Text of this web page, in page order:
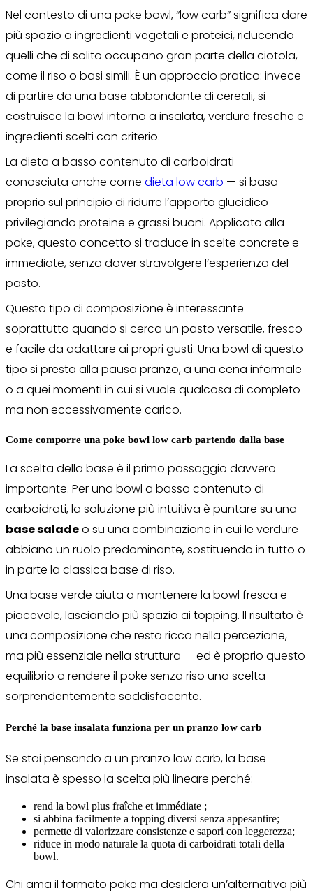
Nel contesto di una poke bowl, “low carb” significa dare
più spazio a ingredienti vegetali e proteici, riducendo
quelli che di solito occupano gran parte della ciotola,
come il riso o basi simili. È un approccio pratico: invece
di partire da una base abbondante di cereali, si
costruisce la bowl intorno a insalata, verdure fresche e
ingredienti scelti con criterio.
La dieta a basso contenuto di carboidrati —
conosciuta anche come dieta low carb — si basa
proprio sul principio di ridurre l’apporto glucidico
privilegiando proteine e grassi buoni. Applicato alla
poke, questo concetto si traduce in scelte concrete e
immediate, senza dover stravolgere l’esperienza del
pasto.
Questo tipo di composizione è interessante
soprattutto quando si cerca un pasto versatile, fresco
e facile da adattare ai propri gusti. Una bowl di questo
tipo si presta alla pausa pranzo, a una cena informale
o a quei momenti in cui si vuole qualcosa di completo
ma non eccessivamente carico.
Come comporre una poke bowl low carb partendo dalla base
La scelta della base è il primo passaggio davvero
importante. Per una bowl a basso contenuto di
carboidrati, la soluzione più intuitiva è puntare su una
base saladeo su una combinazione in cui le verdure
abbiano un ruolo predominante, sostituendo in tutto o
in parte la classica base di riso.
Una base verde aiuta a mantenere la bowl fresca e
piacevole, lasciando più spazio ai topping. Il risultato è
una composizione che resta ricca nella percezione,
ma più essenziale nella struttura — ed è proprio questo
equilibrio a rendere il poke senza riso una scelta
sorprendentemente soddisfacente.
Perché la base insalata funziona per un pranzo low carb
Se stai pensando a un pranzo low carb, la base
insalata è spesso la scelta più lineare perché:
rend la bowl plus fraîche et immédiate ;
si abbina facilmente a topping diversi senza appesantire;
permette di valorizzare consistenze e sapori con leggerezza;
riduce in modo naturale la quota di carboidrati totali della
bowl.
Chi ama il formato poke ma desidera un’alternativa più